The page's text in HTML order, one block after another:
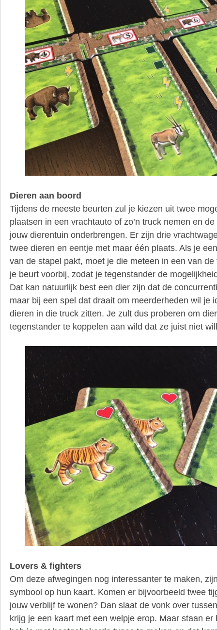
Dieren aan boord
Tijdens de meeste beurten zul je kiezen uit twee
plaatsen in een vrachtauto of zo’n truck nemen en
jouw dierentuin onderbrengen. Er zijn drie
twee dieren en eentje met maar één plaats. Als je
van de stapel pakt, moet je die meteen in een van de
je beurt voorbij, zodat je tegenstander de
Dat kan natuurlijk best een dier zijn dat de
maar bij een spel dat draait om meerderheden wil je
dieren in die truck zitten. Je zult dus proberen om
tegenstander te koppelen aan wild dat ze juist niet
Lovers & fighters
Om deze afwegingen nog interessanter te maken,
symbool op hun kaart. Komen er bijvoorbeeld twee
jouw verblijf te wonen? Dan slaat de vonk over
krijg je een kaart met een welpje erop. Maar staan er